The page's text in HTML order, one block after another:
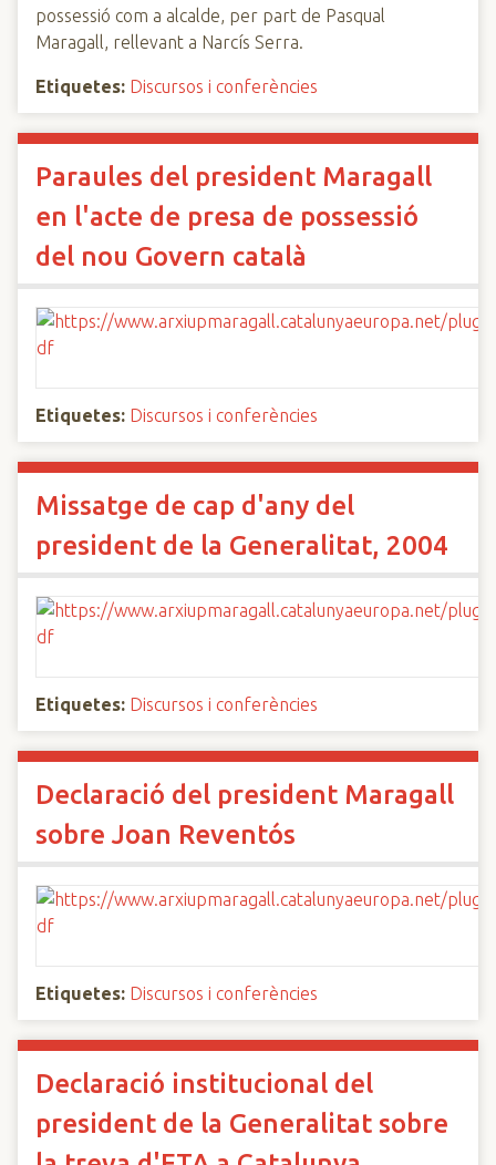
possessió com a alcalde, per part de Pasqual
Maragall, rellevant a Narcís Serra.
Etiquetes: Discursos i conferències
Paraules del president Maragall
en l'acte de presa de possessió
del nou Govern català
Etiquetes: Discursos i conferències
Missatge de cap d'any del
president de la Generalitat, 2004
Etiquetes: Discursos i conferències
Declaració del president Maragall
sobre Joan Reventós
Etiquetes: Discursos i conferències
Declaració institucional del
president de la Generalitat sobre